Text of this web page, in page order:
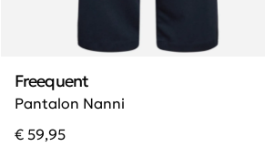
Pantalon Nanni
Freequent
€ 59,95